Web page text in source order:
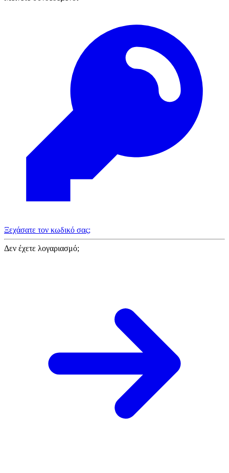
Ξεχάσατε τον κωδικό σας;
Δεν έχετε λογαριασμό;